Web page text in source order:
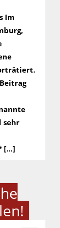
Im
sehr
[…]